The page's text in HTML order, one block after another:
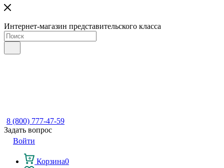
Интернет-магазин представительского класса
8 (800) 777-47-59
Задать вопрос
Войти
Корзина0